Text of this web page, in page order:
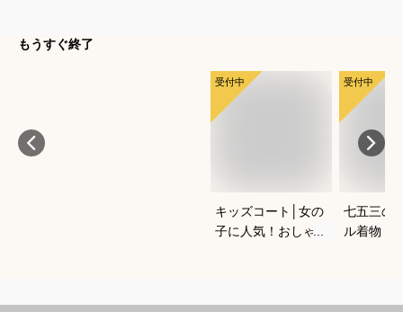
もうすぐ終了
受付中
キッズコート│女の
子に人気！おしゃれ
受付中
七五三の
ル着物（